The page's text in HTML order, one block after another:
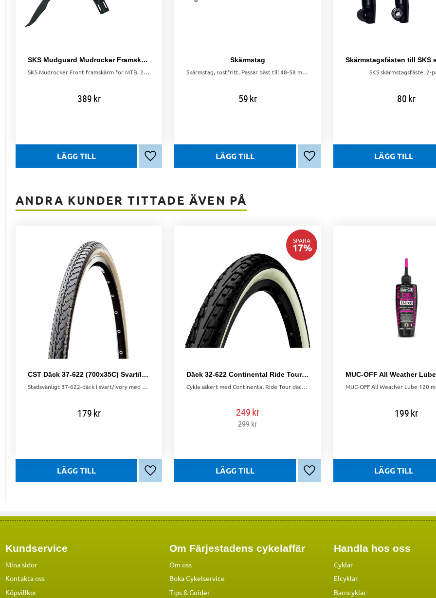
SKS Mudguard Mudrocker Framskärm 27,5" - 29" Svart
SKS Mudrocker Front framskärm för MTB, 27,5"-29". Lätt, svart plast, enkel installation med kardborreband. Håller leran borta från ditt ansikte.
389kr
Lägg till i favoriter
Skärmstag
Skärmstag, rostfritt. Passar bäst till 48-58 mm breda skärmar.
59kr
Lägg till i favoriter
SKS skärmstagsfäste. 2-
80kr
ANDRA KUNDER TITTADE ÄVEN PÅ
CST Däck 37-622 (700x35C) Svart/Ivory
Stadsvänligt 37-622-däck i svart/ivory med C-1103-mönster – stabilt, prisvärt och lättmonterat.
179kr
Lägg till i favoriter
Däck 32-622 Continental Ride Tour Svart/vit
Cykla säkert med Continental Ride Tour däck! Punkteringsskydd, bra väggrepp och godkända för el-cyklar. Perfekt för både asfalt och grusvägar.
249kr
299kr
SPARA
17%
Lägg till i favoriter
199kr
Kundservice
Mina sidor
Kontakta oss
Köpvillkor
Om Färjestadens cykelaffär
Om oss
Boka Cykelservice
Tips & Guider
Handla hos oss
Cyklar
Elcyklar
Barncyklar